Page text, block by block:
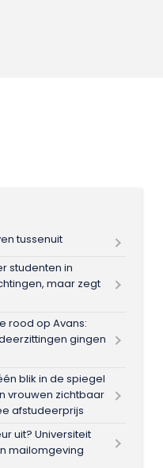
tussenuit
studenten in
maar zegt
rood op Avans:
gingen
blik in de spiegel
vrouwen zichtbaar
afstudeerprijs
uit? Universiteit
mailomgeving